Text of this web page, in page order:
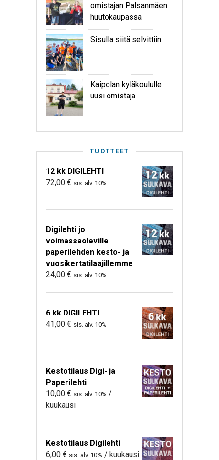
omistajan Palsanmäen
huutokaupassa
Sisulla siitä selvittiin
Kaipolan kyläkoululle
uusi omistaja
TUOTTEET
12 kk DIGILEHTI
72,00 € sis. alv. 10%
Digilehti jo
voimassaoleville
paperilehden kesto- ja
vuosikertatilaajillemme
24,00 € sis. alv. 10%
6 kk DIGILEHTI
41,00 € sis. alv. 10%
Kestotilaus Digi- ja
Paperilehti
10,00 € sis. alv. 10% /
kuukausi
Kestotilaus Digilehti
6,00 € sis. alv. 10% / kuukausi